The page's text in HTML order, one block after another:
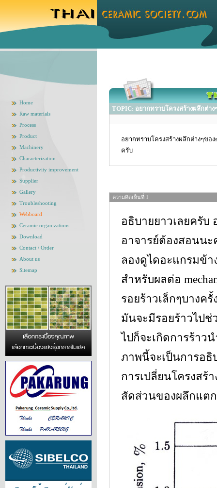
Home
Raw materials
Process
Product
Machinery
Characterization
Productivity improvement
Supplier
Gallery
Troubleshooting
Webboard
Ceramic organizations
Download
Contact / Order
About us
Sitemap
TOPIC: อยากทราบโครงสร้างผลึกต่า
อยากทราบโครงสร้างผลึกต่างๆของ
ครับ
ความคิดเห็นที่ 1
อธิบายยาวเลยครับ
อาจารย์ต้องสอนนะ
ลองดูไดอะแกรมข้า
สำหรับผลต่อ
รอยร้าวเล็กๆบางค
มันจะมีรอยร้าวไป
ไปก็จะเกิดการร้าว
ภาพนี้จะเป็นการอธิ
การเปลี่ยนโครงสร้
สัดส่วนของผลึกแต